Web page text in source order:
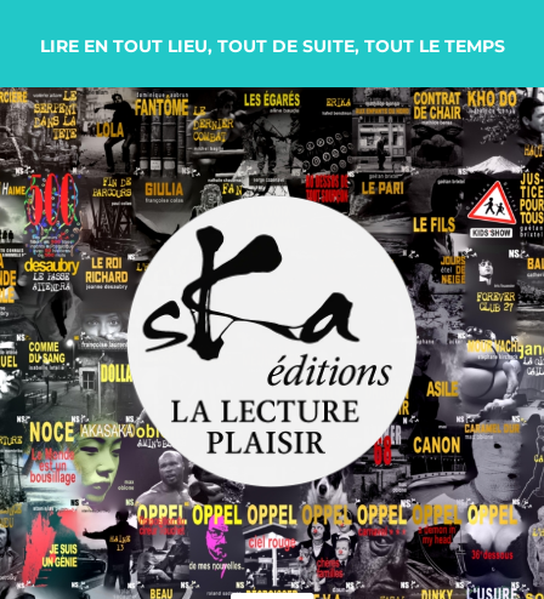
LIRE EN TOUT LIEU, TOUT DE SUITE, TOUT LE TEMPS